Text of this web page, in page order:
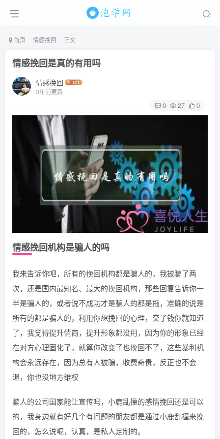
首页 情感挽回 正文
情感挽回是真的有用吗
情感挽回
3年前更新
0 27 0
情感挽回机构是骗人的吗
我来告诉你吧，所有的挽回机构都是骗人的，我被骗了两
次，还是国内最知名、最大的挽回机构，那些回复告诉你一
半是骗人的，或者说不成功才是骗人的都是拖，准确的说是
所有的都是骗人的，利用你想挽回的心理，交了钱你就知道
了，我觉得提升情商，提升形象都没用，因为你的形象已经
在对方心理固化了，就算你改变了也挽回不了，这些暴利机
构会永远存在，因为总有人被骗，收费奇贵，反正也不会
退，你也没地方维权
骗人的公司国家能让宣传吗，小鹿乱撞的感情挽回还是可以
的，我身边就有好几个有问题的朋友都是通过小鹿乱撞来挽
回的，怎么说呢，认真，是私人定制的。